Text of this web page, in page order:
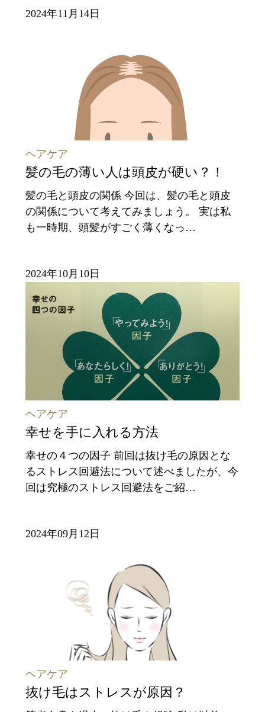
2024年11月14日
ヘアケア
髪の毛の薄い人は頭皮が硬い？！
髪の毛と頭皮の関係 今回は、髪の毛と頭皮
の関係について考えてみましょう。 実は私
も一時期、頭髪がすごく薄くなっ…
2024年10月10日
ヘアケア
幸せを手に入れる方法
幸せの４つの因子 前回は抜け毛の原因とな
るストレス回避法について述べましたが、今
回は究極のストレス回避法をご紹…
2024年09月12日
ヘアケア
抜け毛はストレスが原因？